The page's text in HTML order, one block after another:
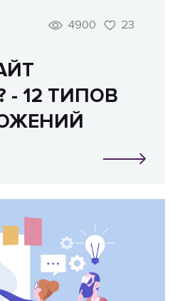
4900 23
- 12 ТИПОВ